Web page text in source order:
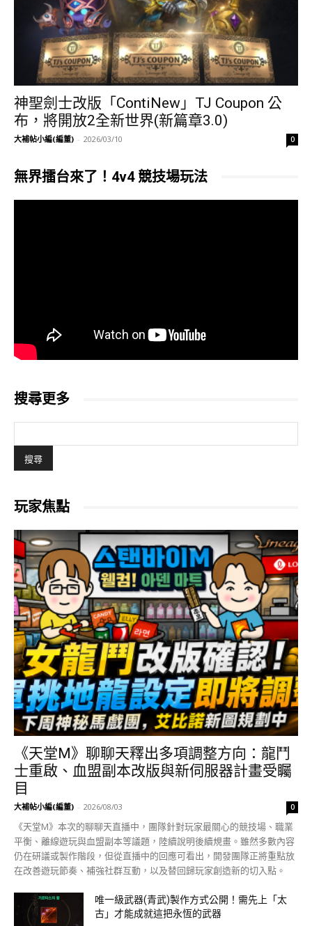
神聖劍士改版「ContiNew」TJ Coupon 公
布，將開放2全新世界(新篇章3.0)
大補帖小編(編董) - 2026/03/10 0
無界擂台來了！4v4 競技場玩法
搜尋更多
玩家焦點
《天堂M》聊聊天釋出多項調整方向：龍鬥
士重啟、血盟副本改版與新伺服器計畫受矚
目
大補帖小編(編董) - 2026/08/03 0
《天堂M》本次的聊聊天直播中，團隊針對玩家最關心的競技場、職業
平衡、離線遊玩與血盟副本等議題，陸續說明後續規畫。雖然多數內容
仍在研議或製作階段，但從直播中的回應可看出，開發團隊正將重點放
在改善遊玩節奏、補強社群互動，以及替回歸玩家創造新的切入點。
唯一級武器(青武)製作方式公開！需先上「太
古」才能成就這把永恆的武器